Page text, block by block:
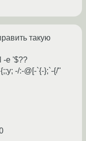
такую
-e '$??
-/:-@[-`{-};`-{/"